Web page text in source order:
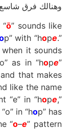
وهنالك فرق شاسع
ō” sounds like
p” with “hope.”
it sounds
as in “hope”
that makes
like the name
“e” in “hope,”
in “hop” has
“o–e” pattern